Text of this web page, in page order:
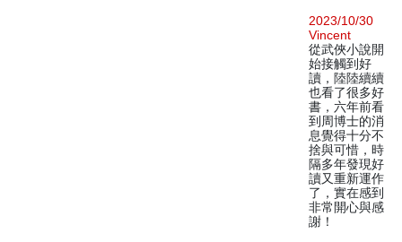
2023/10/30
Vincent
從武俠小說開
始接觸到好
讀，陸陸續續
也看了很多好
書，六年前看
到周博士的消
息覺得十分不
捨與可惜，時
隔多年發現好
讀又重新運作
了，實在感到
非常開心與感
謝！